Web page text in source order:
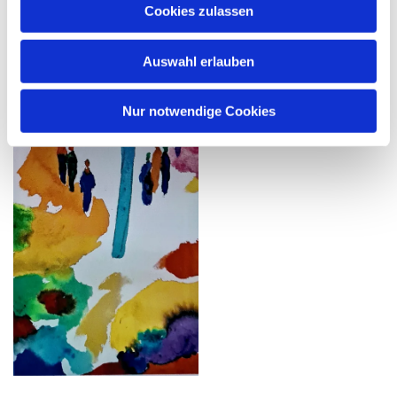
Cookies zulassen
Auswahl erlauben
Nur notwendige Cookies